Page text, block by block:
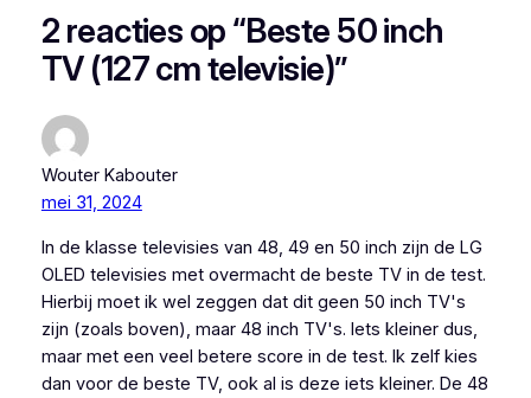
2 reacties op “Beste 50 inch
TV (127 cm televisie)”
Wouter Kabouter
mei 31, 2024
In de klasse televisies van 48, 49 en 50 inch zijn de LG
OLED televisies met overmacht de beste TV in de test.
Hierbij moet ik wel zeggen dat dit geen 50 inch TV's
zijn (zoals boven), maar 48 inch TV's. Iets kleiner dus,
maar met een veel betere score in de test. Ik zelf kies
dan voor de beste TV, ook al is deze iets kleiner. De 48